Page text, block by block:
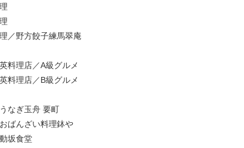
／野方餃子練馬翠庵
料理店／A級グルメ
料理店／B級グルメ
なぎ玉舟 要町
ばんざい料理鉢や
坂食堂